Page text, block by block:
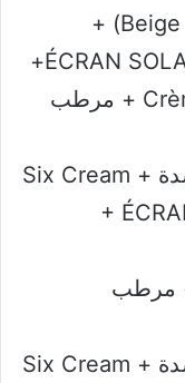
(Teint Clair أو Beige Abricot) +
ÉCRAN
صباحًا: سيروم مضاد أكسدة + Six Cream
+
صباحًا: سيروم مضاد أكسدة + Six Cream